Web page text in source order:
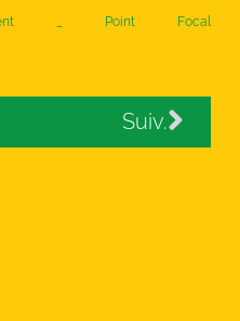
_ Point Focal
Suiv.